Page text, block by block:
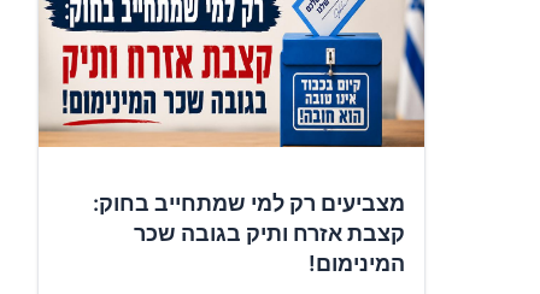
מצביעים רק למי שמתחייב בחוק:
קצבת אזרח ותיק בגובה שכר
המינימום!